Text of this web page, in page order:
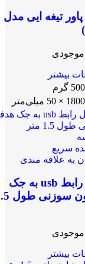
تیغه ایی مدل
موجودی
بیشتر
500 گرم
1800 × 50 میلی‌متر
سریع
به علاقه مندی
کابل رابط usb به جک
هدفون
موجودی
بیشتر